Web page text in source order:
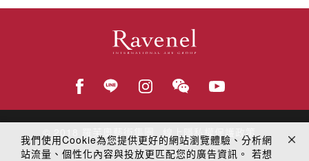
我們使用Cookie為您提供更好的網站瀏覽體驗、分析網
站流量、個性化內容與投放更匹配您的廣告資訊。 若想